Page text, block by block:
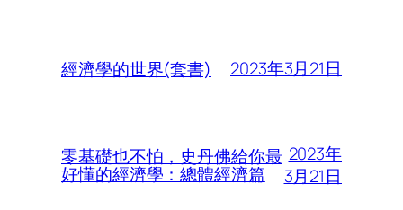
經濟學的世界(套書) 2023年3月21日
零基礎也不怕，史丹佛給你最
好懂的經濟學：總體經濟篇
2023年
3月21日